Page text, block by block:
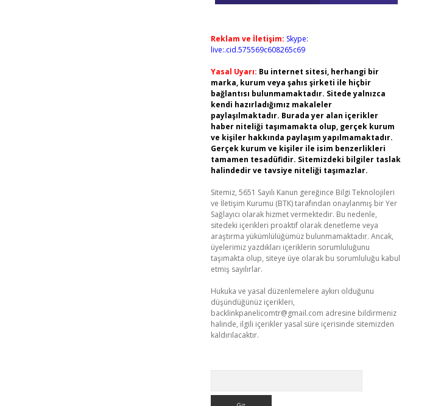
Reklam ve İletişim: Skype:
live:.cid.575569c608265c69
Yasal Uyarı: Bu internet sitesi, herhangi bir
marka, kurum veya şahıs şirketi ile hiçbir
bağlantısı bulunmamaktadır. Sitede yalnızca
kendi hazırladığımız makaleler
paylaşılmaktadır. Burada yer alan içerikler
haber niteliği taşımamakta olup, gerçek kurum
ve kişiler hakkında paylaşım yapılmamaktadır.
Gerçek kurum ve kişiler ile isim benzerlikleri
tamamen tesadüfidir. Sitemizdeki bilgiler taslak
halindedir ve tavsiye niteliği taşımazlar.
Sitemiz, 5651 Sayılı Kanun gereğince Bilgi Teknolojileri
ve İletişim Kurumu (BTK) tarafından onaylanmış bir Yer
Sağlayıcı olarak hizmet vermektedir. Bu nedenle,
sitedeki içerikleri proaktif olarak denetleme veya
araştırma yükümlülüğümüz bulunmamaktadır. Ancak,
üyelerimiz yazdıkları içeriklerin sorumluluğunu
taşımakta olup, siteye üye olarak bu sorumluluğu kabul
etmiş sayılırlar.
Hukuka ve yasal düzenlemelere aykırı olduğunu
düşündüğünüz içerikleri,
backlinkpanelicomtr@gmail.com adresine bildirmeniz
halinde, ilgili içerikler yasal süre içerisinde sitemizden
kaldırılacaktır.